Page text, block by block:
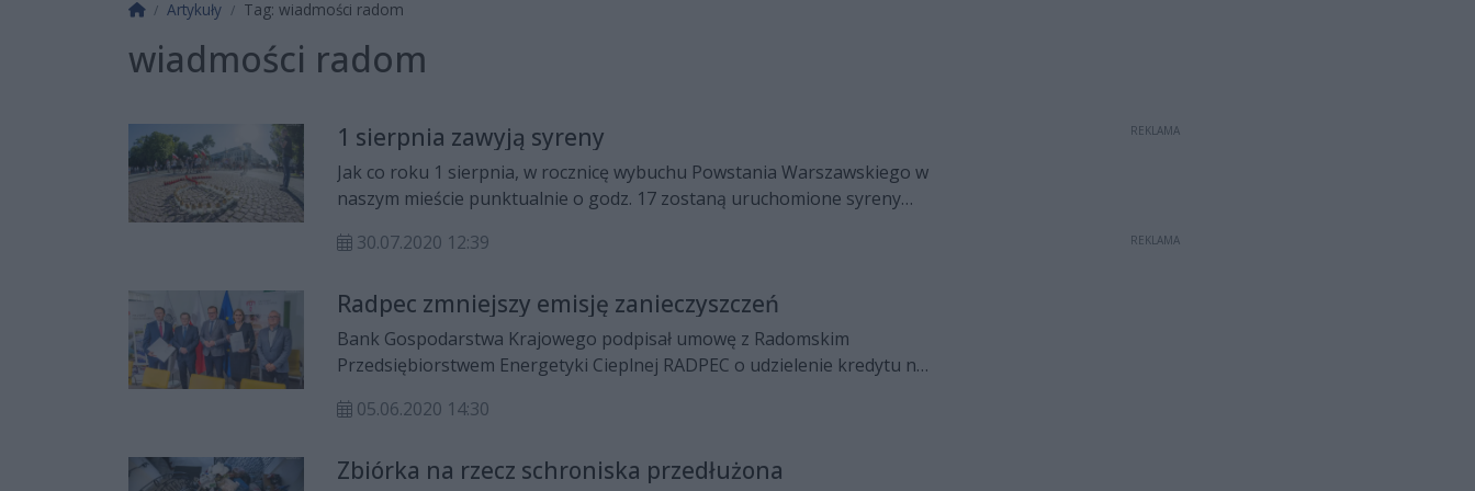
Strona główna
Artykuły Tag: wiadmości radom
wiadmości radom
1 sierpnia zawyją syreny
Jak co roku 1 sierpnia, w rocznicę wybuchu Powstania Warszawskiego w
naszym mieście punktualnie o godz. 17 zostaną uruchomione syreny
30.07.2020 12:39
Radpec zmniejszy emisję zanieczyszczeń
Bank Gospodarstwa Krajowego podpisał umowę z Radomskim
Przedsiębiorstwem Energetyki Cieplnej RADPEC o udzielenie kredytu na
05.06.2020 14:30
Zbiórka na rzecz schroniska przedłużona
REKLAMA
REKLAMA